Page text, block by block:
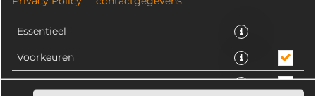
Essentieel
Voorkeuren
Statistieken